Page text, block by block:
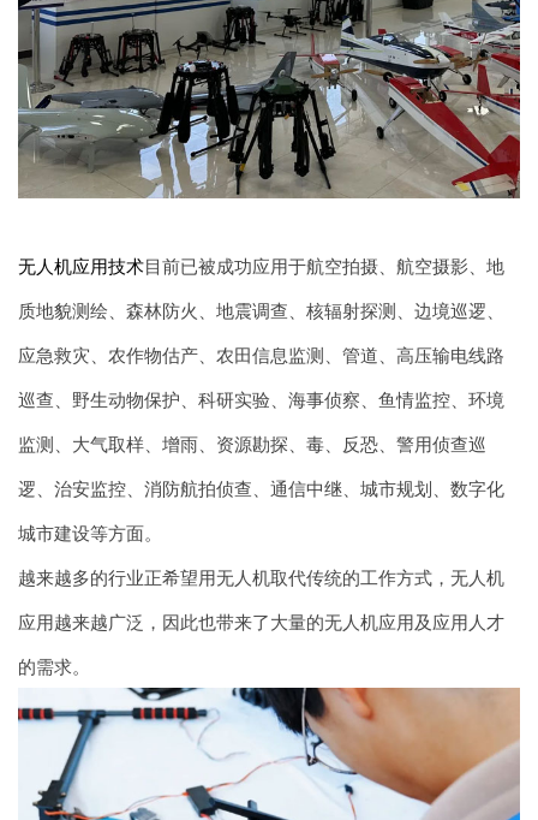
无人机应用技术目前已被成功应用于航空拍摄、航空摄影、地
质地貌测绘、森林防火、地震调查、核辐射探测、边境巡逻、
应急救灾、农作物估产、农田信息监测、管道、高压输电线路
巡查、野生动物保护、科研实验、海事侦察、鱼情监控、环境
监测、大气取样、增雨、资源勘探、毒、反恐、警用侦查巡
逻、治安监控、消防航拍侦查、通信中继、城市规划、数字化
城市建设等方面。
越来越多的行业正希望用无人机取代传统的工作方式，无人机
应用越来越广泛，因此也带来了大量的无人机应用及应用人才
的需求。